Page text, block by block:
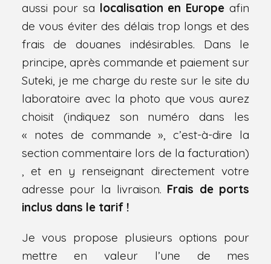
aussi pour sa localisation en Europe afin
de vous éviter des délais trop longs et des
frais de douanes indésirables. Dans le
principe, après commande et paiement sur
Suteki, je me charge du reste sur le site du
laboratoire avec la photo que vous aurez
choisit (indiquez son numéro dans les
« notes de commande », c’est-à-dire la
section commentaire lors de la facturation)
, et en y renseignant directement votre
adresse pour la livraison. Frais de ports
inclus dans le tarif !
Je vous propose plusieurs options pour
mettre en valeur l’une de mes